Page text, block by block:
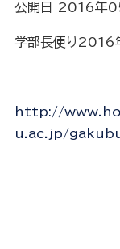
公開日 2016年
学部長便り2016
http://
u.ac.jp/